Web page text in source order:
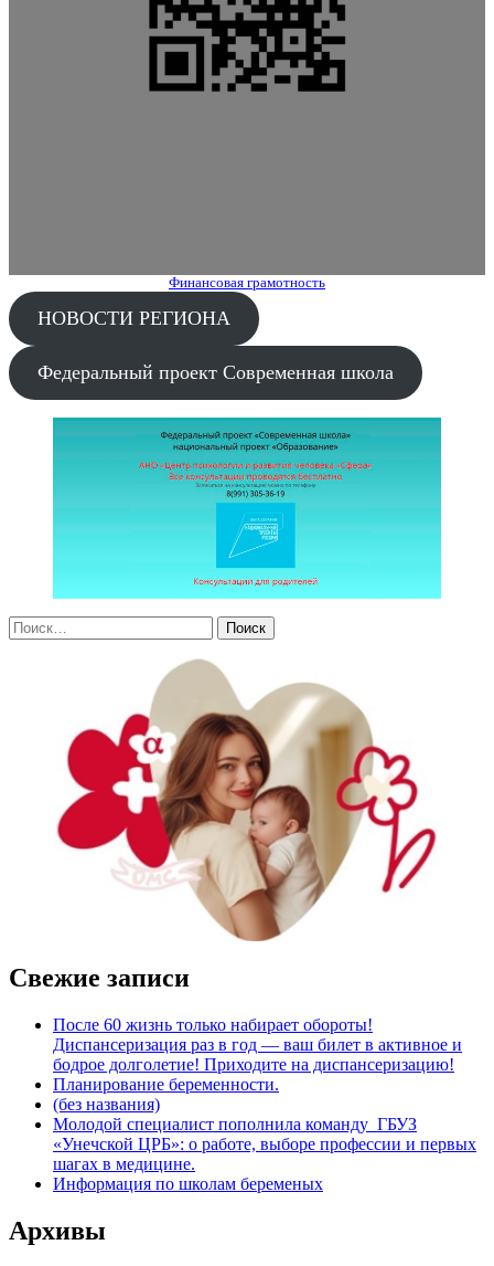
Финансовая грамотность
НОВОСТИ РЕГИОНА
Федеральный проект Современная школа
Свежие записи
После 60 жизнь только набирает обороты!
Диспансеризация раз в год — ваш билет в активное и
бодрое долголетие! Приходите на диспансеризацию!
Планирование беременности.
(без названия)
Молодой специалист пополнила команду ГБУЗ
«Унечской ЦРБ»: о работе, выборе профессии и первых
шагах в медицине.
Информация по школам беременых
Архивы